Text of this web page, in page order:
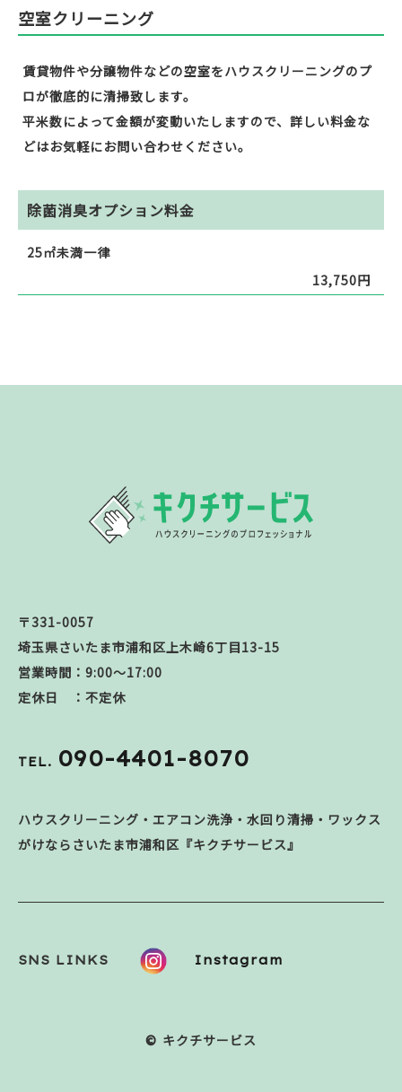
空室クリーニング
賃貸物件や分譲物件などの空室をハウスクリーニングのプ
ロが徹底的に清掃致します。
平米数によって金額が変動いたしますので、詳しい料金な
どはお気軽にお問い合わせください。
除菌消臭オプション料金
25㎡未満一律
13,750円
〒331-0057
埼玉県さいたま市浦和区上木崎6丁目13-15
営業時間：9:00～17:00
定休日 ：不定休
TEL. 090-4401-8070
ハウスクリーニング・エアコン洗浄・水回り清掃・ワックス
がけならさいたま市浦和区『キクチサービス』
SNS LINKS Instagram
© キクチサービス